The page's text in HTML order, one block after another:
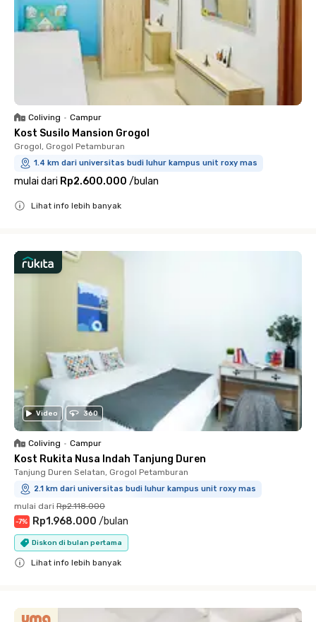
Coliving • Campur
Kost Susilo Mansion Grogol
Grogol, Grogol Petamburan
1.4 km dari universitas budi luhur kampus unit roxy mas
mulai dari Rp2.600.000 /bulan
Lihat info lebih banyak
Video 360
Coliving • Campur
Kost Rukita Nusa Indah Tanjung Duren
Tanjung Duren Selatan, Grogol Petamburan
2.1 km dari universitas budi luhur kampus unit roxy mas
mulai dari Rp2.118.000
-7% Rp1.968.000 /bulan
Diskon di bulan pertama
Lihat info lebih banyak